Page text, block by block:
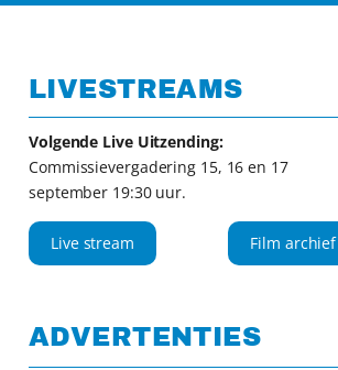
LIVESTREAMS
Volgende Live Uitzending:
Commissievergadering 15, 16 en 17
september 19:30 uur.
Live stream Film archief
ADVERTENTIES